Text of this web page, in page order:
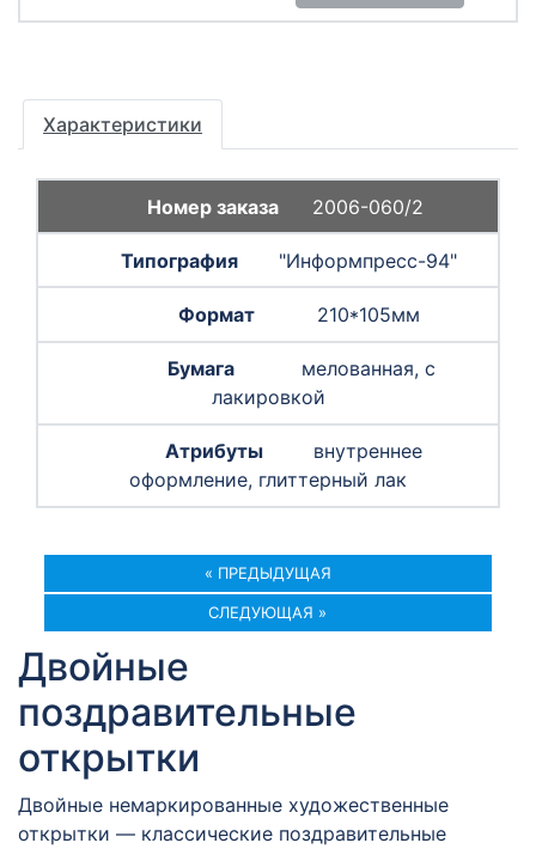
Характеристики
2006-060/2
"Информпресс-94"
210*105мм
мелованная, с
лакировкой
внутреннее
оформление, глиттерный лак
« ПРЕДЫДУЩАЯ
СЛЕДУЮЩАЯ »
Двойные
поздравительные
открытки
Двойные немаркированные художественные
открытки — классические поздравительные